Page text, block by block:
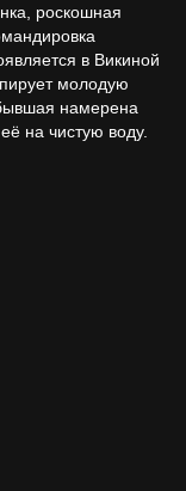
роскошная
в Викиной
молодую
намерена
на чистую воду.